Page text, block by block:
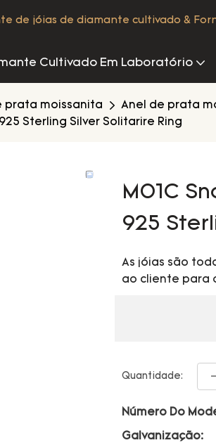
de jóias de diamante cultivado &
Cultivado Em Laboratório
prata moissanita
Anel de prata
Sterling Silver Solitarire Ring
M01C
925
As jóias são
ao cliente para
Quantidade:
Número Do
Galvanização: